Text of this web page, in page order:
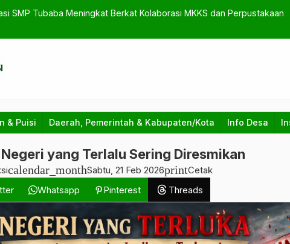
SMP Tubaba Meningkat Berkat Kolaborasi MKKS dan Perpustakaan
& Puisi Daerah, Pemerintah & Kabupaten/Kota Info Desa
Negeri yang Terlalu Sering Diresmikan
calendar_monthSabtu, 21 Feb 2026printCetak
Whatsapp Pinterest Threads